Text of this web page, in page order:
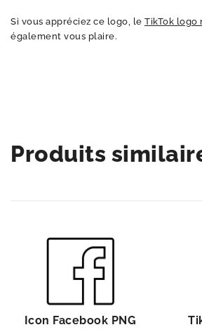
Si vous appréciez ce logo, le TikTok logo
également vous plaire.
Produits
Icon Facebook PNG